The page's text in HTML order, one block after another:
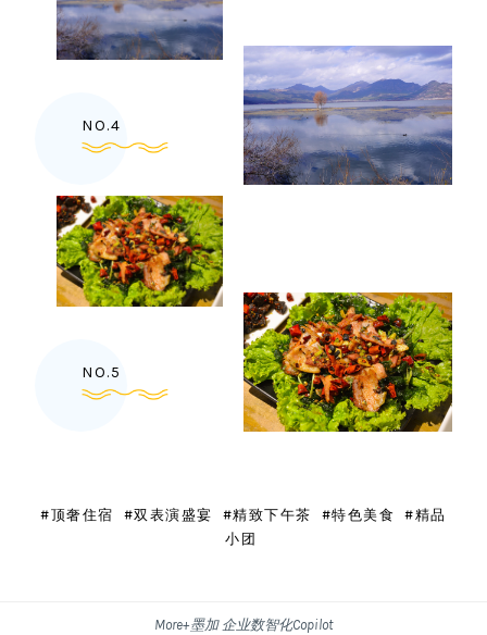
NO.4
NO.5
#顶奢住宿 #双表演盛宴 #精致下午茶 #特色美食 #精品
小团
More+墨加 企业数智化Copilot